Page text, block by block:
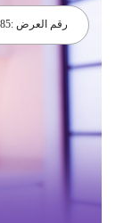
رقم العرض :83885